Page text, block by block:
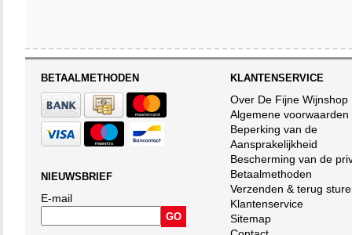
BETAALMETHODEN
NIEUWSBRIEF
E-mail
KLANTENSERVICE
Over De Fijne Wijnshop
Algemene voorwaarden
Beperking van de
Aansprakelijkheid
Bescherming van de
Betaalmethoden
Verzenden & terug
Klantenservice
Sitemap